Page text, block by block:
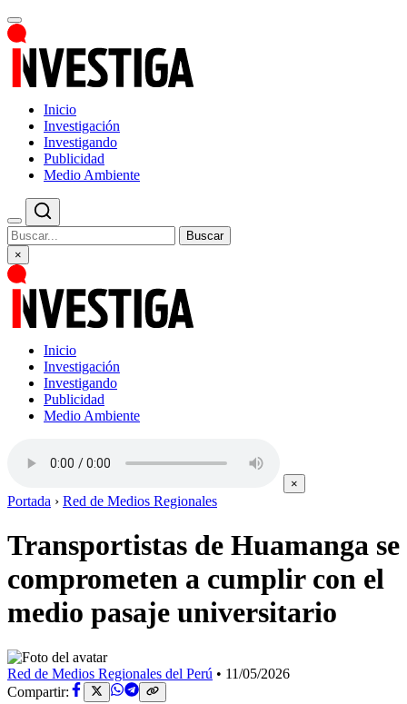
Inicio
Investigación
Investigando
Publicidad
Medio Ambiente
Buscar
×
Inicio
Investigación
Investigando
Publicidad
Medio Ambiente
×
Portada › Red de Medios Regionales
Transportistas de Huamanga se
comprometen a cumplir con el
medio pasaje universitario
Red de Medios Regionales del Perú • 11/05/2026
Compartir: